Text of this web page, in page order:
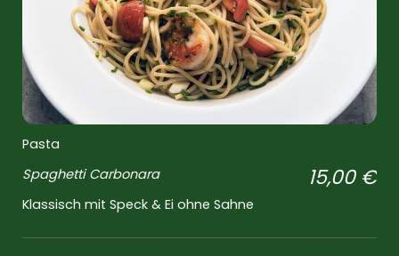
Pasta
SpaghettiCarbonara
Klassisch mit Speck & Ei ohne Sahne
15,00 €